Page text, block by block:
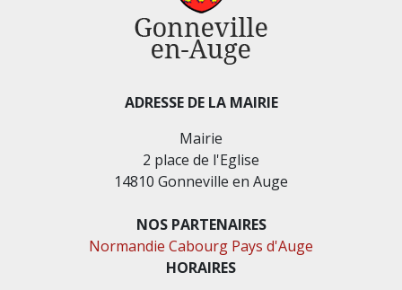
ADRESSE DE LA MAIRIE
Mairie
2 place de l'Eglise
14810 Gonneville en Auge
NOS PARTENAIRES
Normandie Cabourg Pays d'Auge
HORAIRES